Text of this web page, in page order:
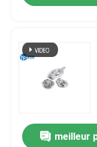
meilleur